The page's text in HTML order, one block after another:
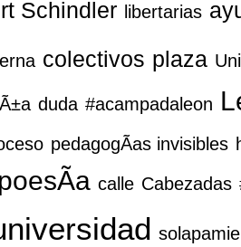
Schindler libertarias
colectivos plaza
duda #acampadaleon
pedagogÃ­as invisibles
poesÃ­a calle Cabezadas